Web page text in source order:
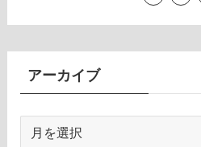
アーカイブ